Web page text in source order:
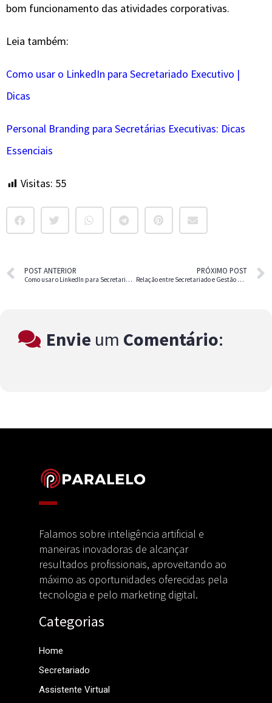
bom funcionamento das atividades corporativas.
Leia também:
Como usar o LinkedIn para Secretariado Executivo |
Dicas
Personal Branding para Secretárias Executivas: Dicas
Essenciais
Visitas: 55
POST ANTERIOR
Como usar o LinkedIn para Secretariado Executivo | Dicas
PRÓXIMO POST
Relação entre Secretariado e Gestão de Facilities no Escritório
Envie um Comentário:
Falamos sobre inteligência artificial e
maneiras inovadoras de alcançar
resultados profissionais, aproveitando ao
máximo as oportunidades oferecidas pela
tecnologia e pelo marketing digital.
Categorias
Home
Secretariado
Assistente Virtual